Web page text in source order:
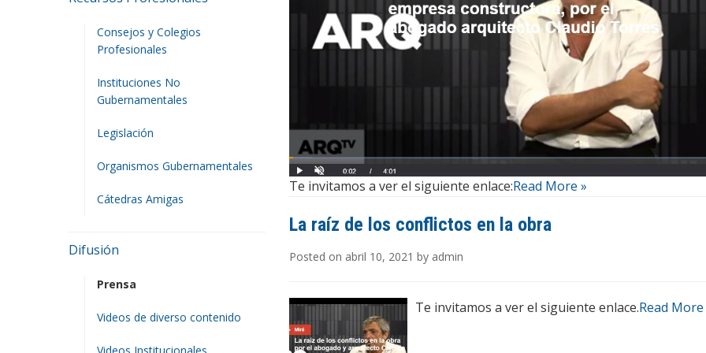
Consejos y Colegios
Profesionales
Instituciones No
Gubernamentales
Legislación
Organismos Gubernamentales
Cátedras Amigas
Difusión
Prensa
Videos de diverso contenido
Te invitamos a ver el siguiente enlace:Read More »
La raíz de los conflictos en la obra
Posted on abril 10, 2021 by admin
Te invitamos a ver el siguiente enlace.Read More